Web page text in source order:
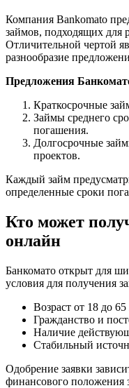
Компания Bankomato
займов, подходящих для
Отличительной чертой
разнообразие
Предложения
Краткосрочные
Займы среднего
погашения.
Долгосрочные
проектов.
Каждый займ
определенные сроки
Кто может
онлайн
Банкомато открыт для
условия для получения
Возраст от 18 до 65
Гражданство и
Наличие
Стабильный
Одобрение заявки
финансового положения